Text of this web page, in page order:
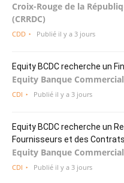
Croix-Rouge de la
(CRRDC)
CDD Publié il y a 3 jours
Equity BCDC recherche un
Equity Banque
CDI Publié il y a 3 jours
Equity BCDC recherche un
Fournisseurs et des
Equity Banque
CDI Publié il y a 3 jours